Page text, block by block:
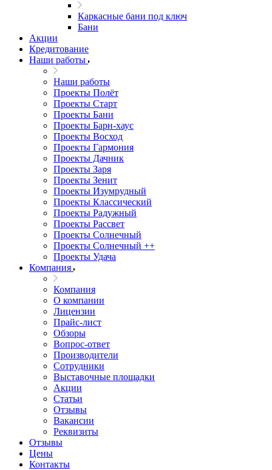
Каркасные бани под ключ
Бани
Акции
Кредитование
Наши работы
Наши работы
Проекты Полёт
Проекты Старт
Проекты Бани
Проекты Барн-хаус
Проекты Восход
Проекты Гармония
Проекты Дачник
Проекты Заря
Проекты Зенит
Проекты Изумрудный
Проекты Классический
Проекты Радужный
Проекты Рассвет
Проекты Солнечный
Проекты Солнечный ++
Проекты Удача
Компания
Компания
О компании
Лицензии
Прайс-лист
Обзоры
Вопрос-ответ
Производители
Сотрудники
Выставочные площадки
Акции
Статьи
Отзывы
Вакансии
Реквизиты
Отзывы
Цены
Контакты